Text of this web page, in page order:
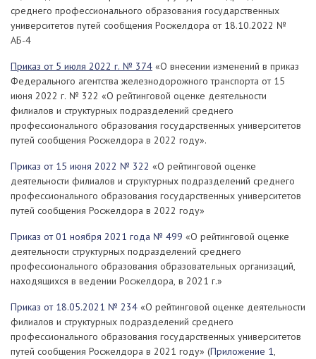
среднего профессионального образования государственных
университетов путей сообщения Росжелдора от 18.10.2022 №
АБ-4
Приказ от 5 июля 2022 г. № 374 «О внесении изменений в приказ
Федерального агентства железнодорожного транспорта от 15
июня 2022 г. № 322 «О рейтинговой оценке деятельности
филиалов и структурных подразделений среднего
профессионального образования государственных университетов
путей сообщения Росжелдора в 2022 году».
Приказ от 15 июня 2022 № 322 «О рейтинговой оценке
деятельности филиалов и структурных подразделений среднего
профессионального образования государственных университетов
путей сообщения Росжелдора в 2022 году»
Приказ от 01 ноября 2021 года № 499 «О рейтинговой оценке
деятельности структурных подразделений среднего
профессионального образования образовательных организаций,
находящихся в ведении Росжелдора, в 2021 г.»
Приказ от 18.05.2021 № 234 «О рейтинговой оценке деятельности
филиалов и структурных подразделений среднего
профессионального образования государственных университетов
путей сообщения Росжелдора в 2021 году» (Приложение 1,